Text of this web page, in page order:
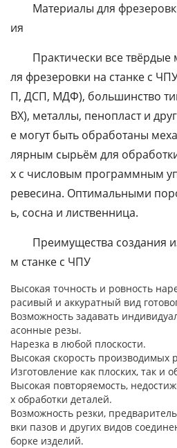
Материалы для
ия
Практически всетвёрдые
ля фрезеровки на станке с
П, ДСП, МДФ), большинство
ВХ), металлы, пенопласти
е могутбыть обработаны
лярным сырьём для
х с числовым программным
ревесина. Оптимальными
ь, сосна и лиственница.
Преимущества создания
м станке с ЧПУ
Высокая точность и ровность
расивый и аккуратный вид
Возможность задавать
асонные резы.
Нарезка в любой плоскости.
Высокая скорость производимых
Изготовление как плоских, так и
Высокая повторяемость,
х обработки деталей.
Возможность резки,
вки пазов и других видов
борке изделий.